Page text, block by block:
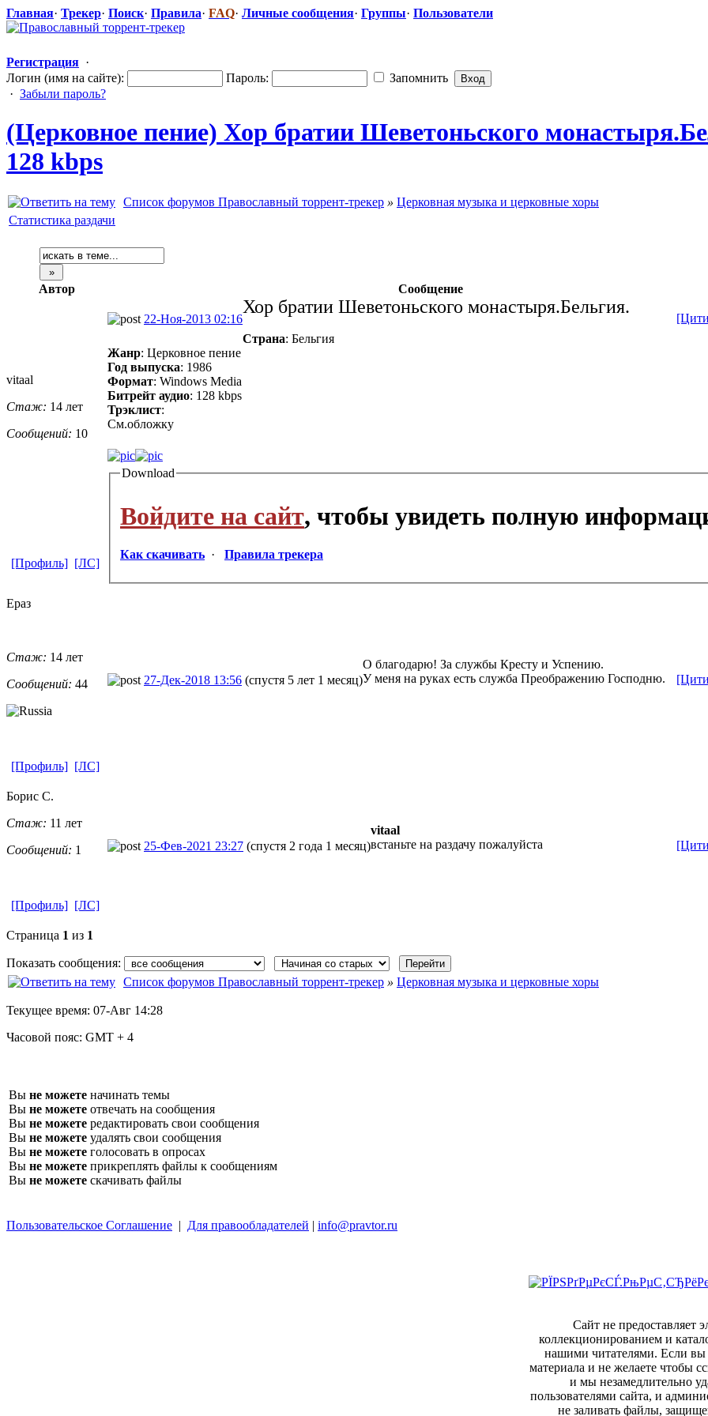
Главная· Трекер· Поиск· Правила· FAQ· Личные сообщения· Группы· Пользователи
Регистрация ·
Логин (имя на сайте):
Пароль:
Запомнить
· Забыли пароль?
(Церковное пение) Хор братии Шеветоньског​о монастыря.Бе
128 kbps
Список форумов Православный торрент-трекер » Церковная музыка и церковные хоры
Статистика раздачи
Автор Сообщение
vitaal
Стаж: 14 лет
Сообщений: 10
22-Ноя-2013 02:16
Хор братии Шеветоньского монастыря.Бельгия.
Страна: Бельгия
Жанр: Церковное пение
Год выпуска: 1986
Формат: Windows Media
Битрейт аудио: 128 kbps
Трэклист:
См.обложку
Download
Войдите на сайт, чтобы увидеть полную
Как скачивать · Правила трекера
[Профиль] [ЛС]
Ераз
Стаж: 14 лет
Сообщений: 44 27-Дек-2018 13:56 (спустя 5 лет 1 месяц)
О благодарю! За службы Кресту и Успению.
У меня на руках есть служба Преображению Господню.
[Профиль] [ЛС]
Борис С.
Стаж: 11 лет
Сообщений: 1 25-Фев-2021 23:27 (спустя 2 года 1 месяц)
vitaal
встаньте на раздачу пожалуйста
[Профиль] [ЛС]
Страница 1 из 1
Показать сообщения:
Список форумов Православный торрент-трекер » Церковная музыка и церковные хоры
Текущее время: 07-Авг 14:28
Часовой пояс: GMT + 4
Вы не можете начинать темы
Вы не можете отвечать на сообщения
Вы не можете редактировать свои сообщения
Вы не можете удалять свои сообщения
Вы не можете голосовать в опросах
Вы не можете прикреплять файлы к сообщениям
Вы не можете скачивать файлы
Пользовательское Соглашение | Для правообладателей | info@pravtor.ru
Сайт не предоставляет
коллекционированием и
нашими читателями. Если вы
материала и не желаете чтобы
и мы незамедлительно
пользователями сайта, и
не заливать файлы,